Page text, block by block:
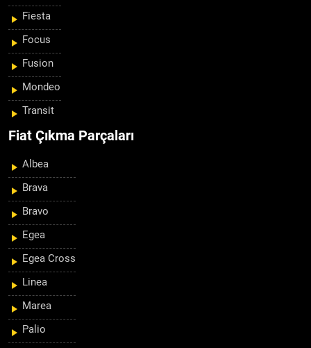
Fiesta
Focus
Fusion
Mondeo
Transit
Fiat Çıkma Parçaları
Albea
Brava
Bravo
Egea
Egea Cross
Linea
Marea
Palio